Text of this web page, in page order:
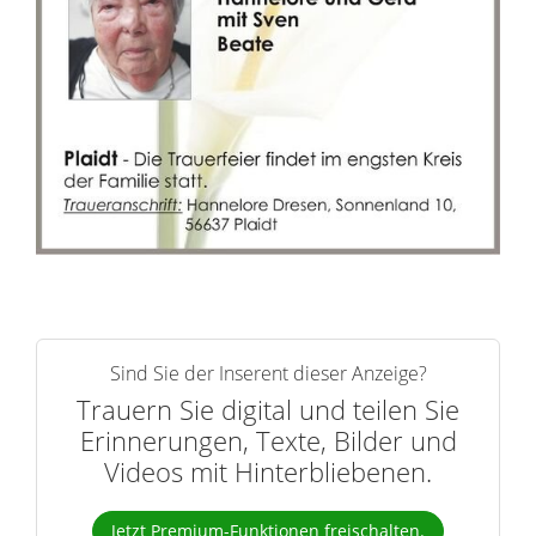
Sind Sie der Inserent dieser Anzeige?
Trauern Sie digital und teilen Sie
Erinnerungen, Texte, Bilder und
Videos mit Hinterbliebenen.
Jetzt Premium-Funktionen freischalten.